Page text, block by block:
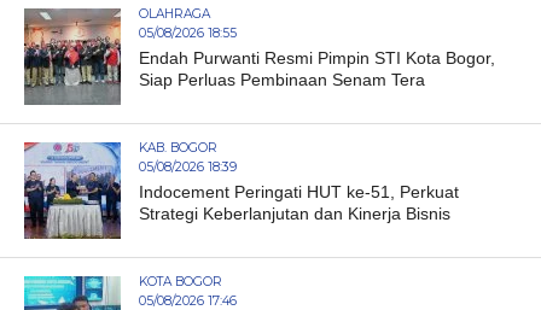
OLAHRAGA
05/08/2026 18:55
Endah Purwanti Resmi Pimpin STI Kota Bogor,
Siap Perluas Pembinaan Senam Tera
KAB. BOGOR
05/08/2026 18:39
Indocement Peringati HUT ke-51, Perkuat
Strategi Keberlanjutan dan Kinerja Bisnis
KOTA BOGOR
05/08/2026 17:46